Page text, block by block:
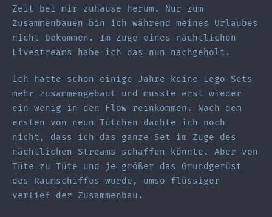
Zeit bei mir zuhause herum. Nur zum
Zusammenbauen bin ich während meines Urlaubes
nicht bekommen. Im Zuge eines nächtlichen
Livestreams habe ich das nun nachgeholt.
Ich hatte schon einige Jahre keine Lego-Sets
mehr zusammengebaut und musste erst wieder
ein wenig in den Flow reinkommen. Nach dem
ersten von neun Tütchen dachte ich noch
nicht, dass ich das ganze Set im Zuge des
nächtlichen Streams schaffen könnte. Aber von
Tüte zu Tüte und je größer das Grundgerüst
des Raumschiffes wurde, umso flüssiger
verlief der Zusammenbau.